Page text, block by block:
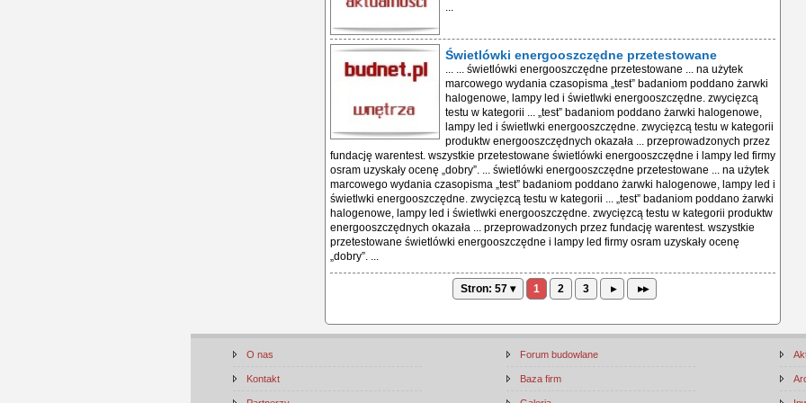
...
Świetlówki energooszczędne przetestowane
... ... świetlówki energooszczędne przetestowane ... na użytek
marcowego wydania czasopisma „test” badaniom poddano żarwki
halogenowe, lampy led i świetlwki energooszczędne. zwycięzcą
testu w kategorii ... „test” badaniom poddano żarwki halogenowe,
lampy led i świetlwki energooszczędne. zwycięzcą testu w kategorii
produktw energooszczędnych okazała ... przeprowadzonych przez
fundację warentest. wszystkie przetestowane świetlówki energooszczędne i lampy led firmy
osram uzyskały ocenę „dobry”. ... świetlówki energooszczędne przetestowane ... na użytek
marcowego wydania czasopisma „test” badaniom poddano żarwki halogenowe, lampy led i
świetlwki energooszczędne. zwycięzcą testu w kategorii ... „test” badaniom poddano żarwki
halogenowe, lampy led i świetlwki energooszczędne. zwycięzcą testu w kategorii produktw
energooszczędnych okazała ... przeprowadzonych przez fundację warentest. wszystkie
przetestowane świetlówki energooszczędne i lampy led firmy osram uzyskały ocenę
„dobry”. ...
Stron: 57 ▾ 1 2 3 ▸ ▸▸
O nas
Kontakt
Forum budowlane
Baza firm